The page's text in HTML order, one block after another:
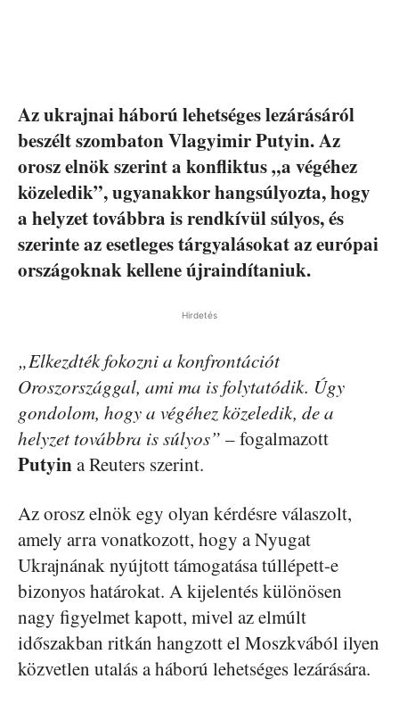
Az ukrajnai háború lehetséges lezárásáról
beszélt szombaton Vlagyimir Putyin. Az
orosz elnök szerint a konfliktus „a végéhez
közeledik”, ugyanakkor hangsúlyozta, hogy
a helyzet továbbra is rendkívül súlyos, és
szerinte az esetleges tárgyalásokat az európai
országoknak kellene újraindítaniuk.
Hirdetés
„Elkezdték fokozni a konfrontációt
Oroszországgal, ami ma is folytatódik. Úgy
gondolom, hogy a végéhez közeledik, de a
helyzet továbbra is súlyos” – fogalmazott
Putyina Reuters szerint.
Az orosz elnök egy olyan kérdésre válaszolt,
amely arra vonatkozott, hogy a Nyugat
Ukrajnának nyújtott támogatása túllépett-e
bizonyos határokat. A kijelentés különösen
nagy figyelmet kapott, mivel az elmúlt
időszakban ritkán hangzott el Moszkvából ilyen
közvetlen utalás a háború lehetséges lezárására.